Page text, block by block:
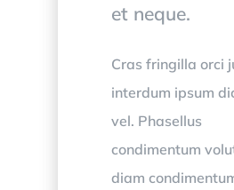
et neque.
Cras fringilla orci
interdum ipsum
vel. Phasellus
condimentum
diam